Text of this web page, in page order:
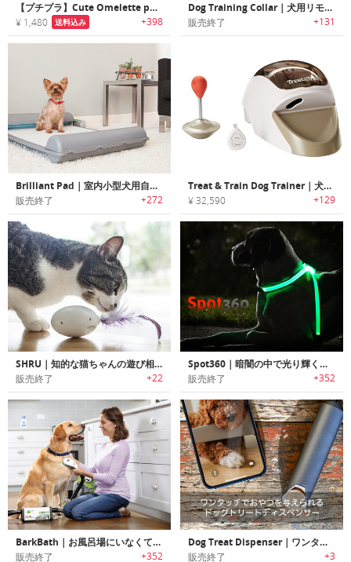
【プチプラ】Cute Omelette pet Blanket｜超リアルな目玉焼きプリントペット用ブランケット
¥ 1,480 送料込み +398
Dog Training Collar｜犬用リモート式トレーニングカラー
販売終了 +131
Brilliant Pad｜室内小型犬用自動クリーニング機能搭載トイレ「ブリリアントパッド」
販売終了 +272
Treat & Train Dog Trainer｜犬のしつけトレーニングデバイス「トリート＆トレインドッグトレーナー」
¥ 32,590 +129
SHRU｜知的な猫ちゃんの遊び相手
販売終了 +22
Spot360｜暗闇の中で光り輝く犬用のハーネス スポット360
販売終了 +352
BarkBath｜お風呂場にいなくてもシャンプー可能な犬用ポータブルバスシステム「バークバス」
販売終了 +352
Dog Treat Dispenser｜ワンタッチでおやつを与えられるドッグトリートディスペンサー
販売終了 +3